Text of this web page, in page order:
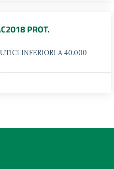
PROT.
INFERIORI A 40.000